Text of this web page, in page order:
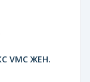
VMC ЖЕН.